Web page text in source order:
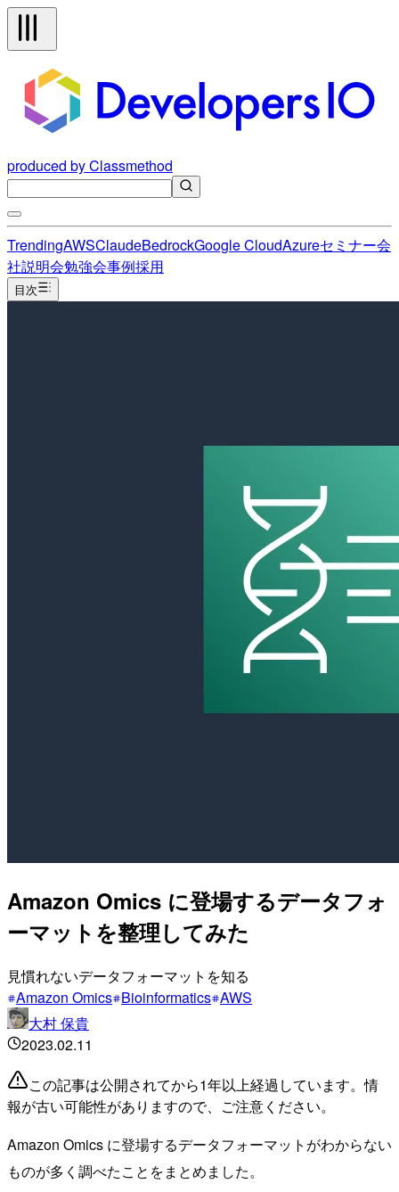
produced by Classmethod
TrendingAWSClaudeBedrockGoogle CloudAzureセミナー会
社説明会勉強会事例採用
目次
Amazon Omics に登場するデータフォ
ーマットを整理してみた
見慣れないデータフォーマットを知る
Amazon Omics Bioinformatics AWS
大村 保貴
2023.02.11
この記事は公開されてから1年以上経過しています。情
報が古い可能性がありますので、ご注意ください。
Amazon Omics に登場するデータフォーマットがわからない
ものが多く調べたことをまとめました。